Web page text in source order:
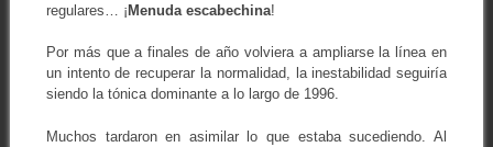
regulares… ¡ Menuda escabechina!
Por más que a finales de año volviera a ampliarse la línea en
un intento de recuperar la normalidad, la inestabilidad seguiría
siendo la tónica dominante a lo largo de 1996.
Muchos tardaron en asimilar lo que estaba sucediendo. Al